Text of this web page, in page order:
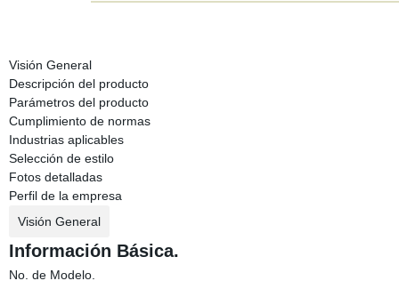
Visión General
Descripción del producto
Parámetros del producto
Cumplimiento de normas
Industrias aplicables
Selección de estilo
Fotos detalladas
Perfil de la empresa
Visión General
Información Básica.
No. de Modelo.